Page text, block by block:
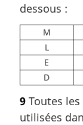
dessous :
M
L
E
D
9 Toutes
utilisées